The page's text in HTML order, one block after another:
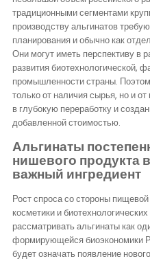
традиционными сегментами
производству альгинатов
планирования и обычно как
Они могут иметь перспективу в
развития биотехнологической,
промышленности страны.
только от наличия сырья, но и от
в глубокую переработку и
добавленной стоимостью.
Альгинаты
нишевого продукта
важный ингредиент
Рост спроса со стороны
косметики и
рассматривать альгинаты как
формирующейся биоэкономики
будет означать появление